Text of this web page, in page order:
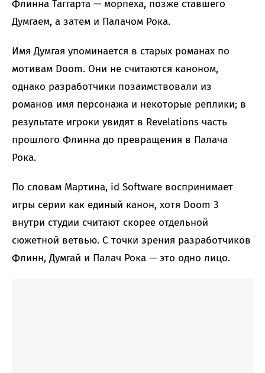
Флинна Таггарта — морпеха, позже ставшего
Думгаем, а затем и Палачом Рока.
Имя Думгая упоминается в старых романах по
мотивам Doom. Они не считаются каноном,
однако разработчики позаимствовали из
романов имя персонажа и некоторые реплики; в
результате игроки увидят в Revelations часть
прошлого Флинна до превращения в Палача
Рока.
По словам Мартина, id Software воспринимает
игры серии как единый канон, хотя Doom 3
внутри студии считают скорее отдельной
сюжетной ветвью. С точки зрения разработчиков
Флинн, Думгай и Палач Рока — это одно лицо.